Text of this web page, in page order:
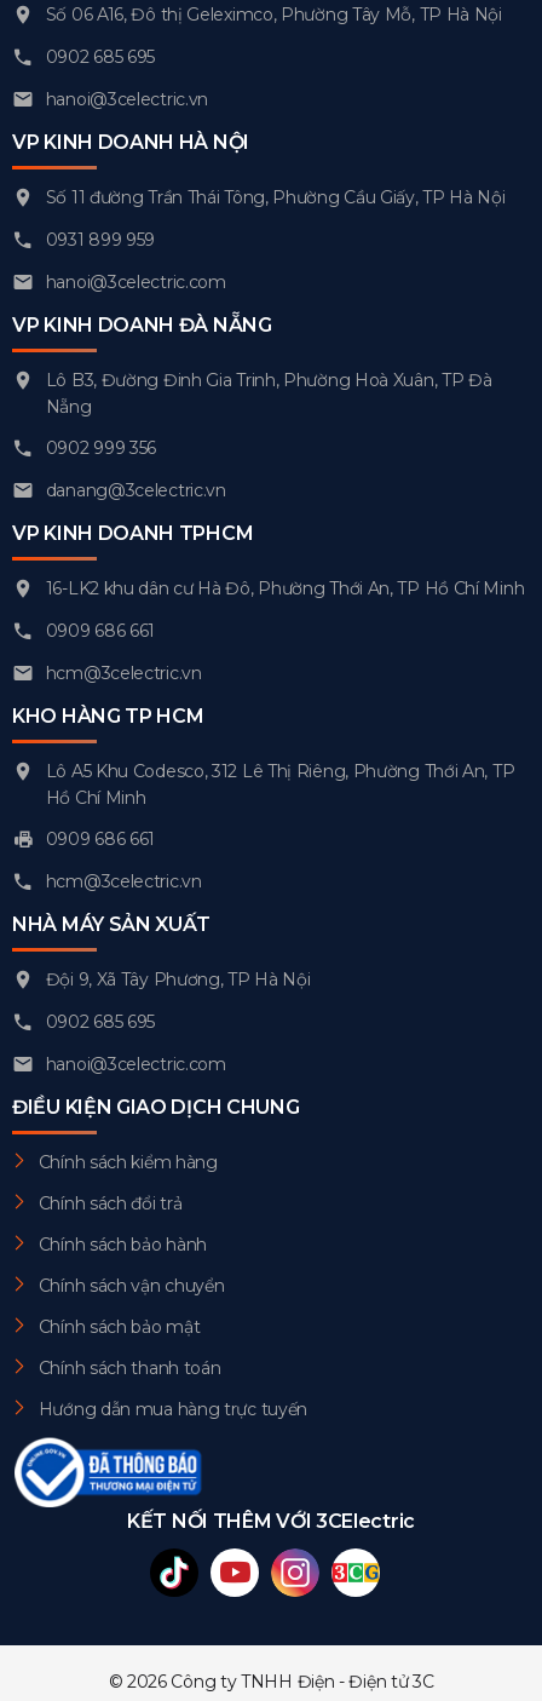
Số 06 A16, Đô thị Geleximco, Phường Tây Mỗ, TP Hà Nội
0902 685 695
hanoi@3celectric.vn
VP KINH DOANH HÀ NỘI
Số 11 đường Trần Thái Tông, Phường Cầu Giấy, TP Hà Nội
0931 899 959
hanoi@3celectric.com
VP KINH DOANH ĐÀ NẴNG
Lô B3, Đường Đinh Gia Trinh, Phường Hoà Xuân, TP Đà
Nẵng
0902 999 356
danang@3celectric.vn
VP KINH DOANH TPHCM
16-LK2 khu dân cư Hà Đô, Phường Thới An, TP Hồ Chí Minh
0909 686 661
hcm@3celectric.vn
KHO HÀNG TP HCM
Lô A5 Khu Codesco, 312 Lê Thị Riêng, Phường Thới An, TP
Hồ Chí Minh
0909 686 661
hcm@3celectric.vn
NHÀ MÁY SẢN XUẤT
Đội 9, Xã Tây Phương, TP Hà Nội
0902 685 695
hanoi@3celectric.com
ĐIỀU KIỆN GIAO DỊCH CHUNG
Chính sách kiểm hàng
Chính sách đổi trả
Chính sách bảo hành
Chính sách vận chuyển
Chính sách bảo mật
Chính sách thanh toán
Hướng dẫn mua hàng trực tuyến
KẾT NỐI THÊM VỚI 3CElectric
© 2026 Công ty TNHH Điện - Điện tử 3C